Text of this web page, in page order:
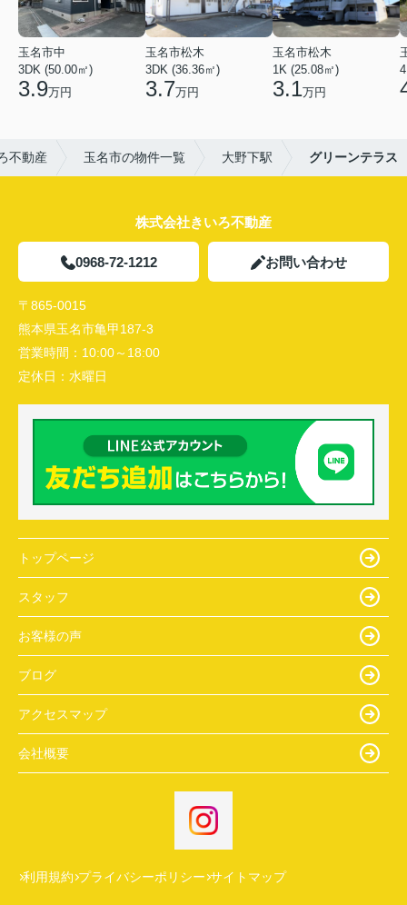
玉名市中
3DK (50.00㎡)
3.9万円
玉名市松木
3DK (36.36㎡)
3.7万円
玉名市松木
1K (25.08㎡)
3.1万円
不動産 玉名市の物件一覧 大野下駅 グリーンテラス
株式会社きいろ不動産
0968-72-1212 お問い合わせ
〒865-0015
熊本県玉名市亀甲187-3
営業時間： 10:00～18:00
定休日： 水曜日
トップページ
スタッフ
お客様の声
ブログ
アクセスマップ
会社概要
利用規約 プライバシーポリシー サイトマップ